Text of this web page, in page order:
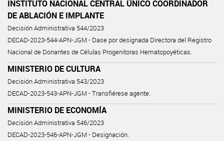
INSTITUTO NACIONAL CENTRAL ÚNICO COORDINADOR
DE ABLACIÓN E IMPLANTE
Decisión Administrativa 544/2023
DECAD-2023-544-APN-JGM - Dase por designada Directora del Registro
Nacional de Donantes de Células Progenitoras Hematopoyéticas.
MINISTERIO DE CULTURA
Decisión Administrativa 543/2023
DECAD-2023-543-APN-JGM - Transfiérese agente.
MINISTERIO DE ECONOMÍA
Decisión Administrativa 546/2023
DECAD-2023-546-APN-JGM - Designación.